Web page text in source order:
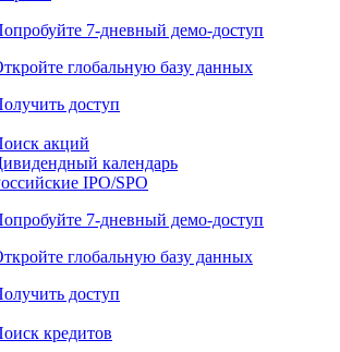
Pages
7-дневный
глобальную базу данных
доступ
акций
IPO/SPO
7-дневный
глобальную базу данных